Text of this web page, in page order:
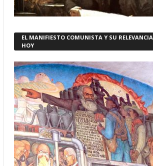
EL MANIFIESTO COMUNISTA Y SU RELEVANCIA
HOY